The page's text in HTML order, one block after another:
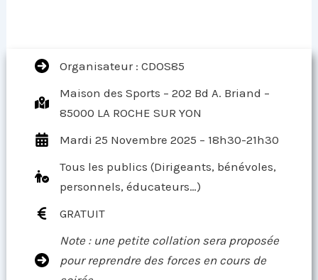
Organisateur : CDOS85
Maison des Sports – 202 Bd A. Briand –
85000 LA ROCHE SUR YON
Mardi 25 Novembre 2025 – 18h30-21h30
Tous les publics (Dirigeants, bénévoles,
personnels, éducateurs…)
GRATUIT
Note : une petite collation sera proposée
pour reprendre des forces en cours de